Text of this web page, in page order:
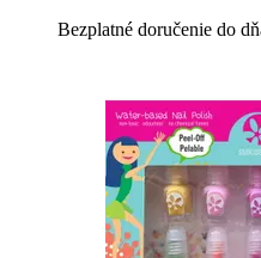
Bezplatné doručenie do